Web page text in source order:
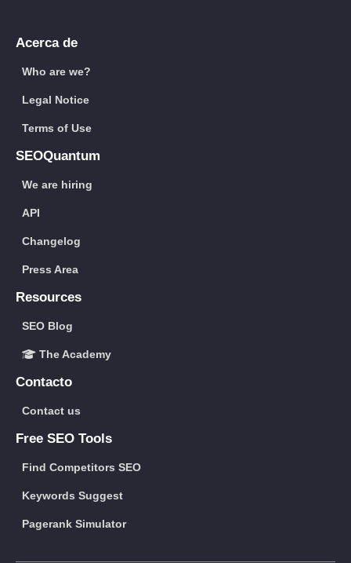
Acerca de
Who are we?
Legal Notice
Terms of Use
SEOQuantum
We are hiring
API
Changelog
Press Area
Resources
SEO Blog
The Academy
Contacto
Contact us
Free SEO Tools
Find Competitors SEO
Keywords Suggest
Pagerank Simulator